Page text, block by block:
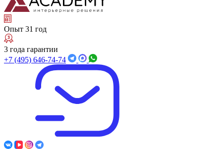
Опыт 31 год
3 года гарантии
+7 (495) 646-74-74